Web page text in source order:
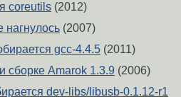
coreutils (2012)
нагнулось (2007)
gcc-4.4.5 (2011)
сборке Amarok 1.3.9 (2006)
dev-libs/libusb-0.1.12-r1